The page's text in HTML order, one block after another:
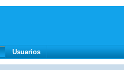
Usuarios